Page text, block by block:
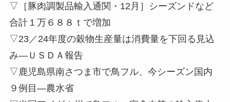
▽［豚肉調製品輸入通関・12月］シーズンドなど
合計１万６８８ｔで増加
▽23／24年度の穀物生産量は消費量を下回る見込
み—ＵＳＤＡ報告
▽鹿児島県南さつま市で鳥フル、今シーズン国内
９例目—農水省